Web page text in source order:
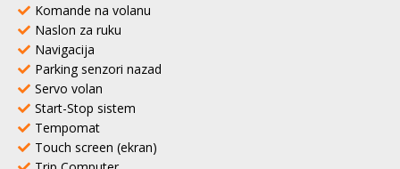
Komande na volanu
Naslon za ruku
Navigacija
Parking senzori nazad
Servo volan
Start-Stop sistem
Tempomat
Touch screen (ekran)